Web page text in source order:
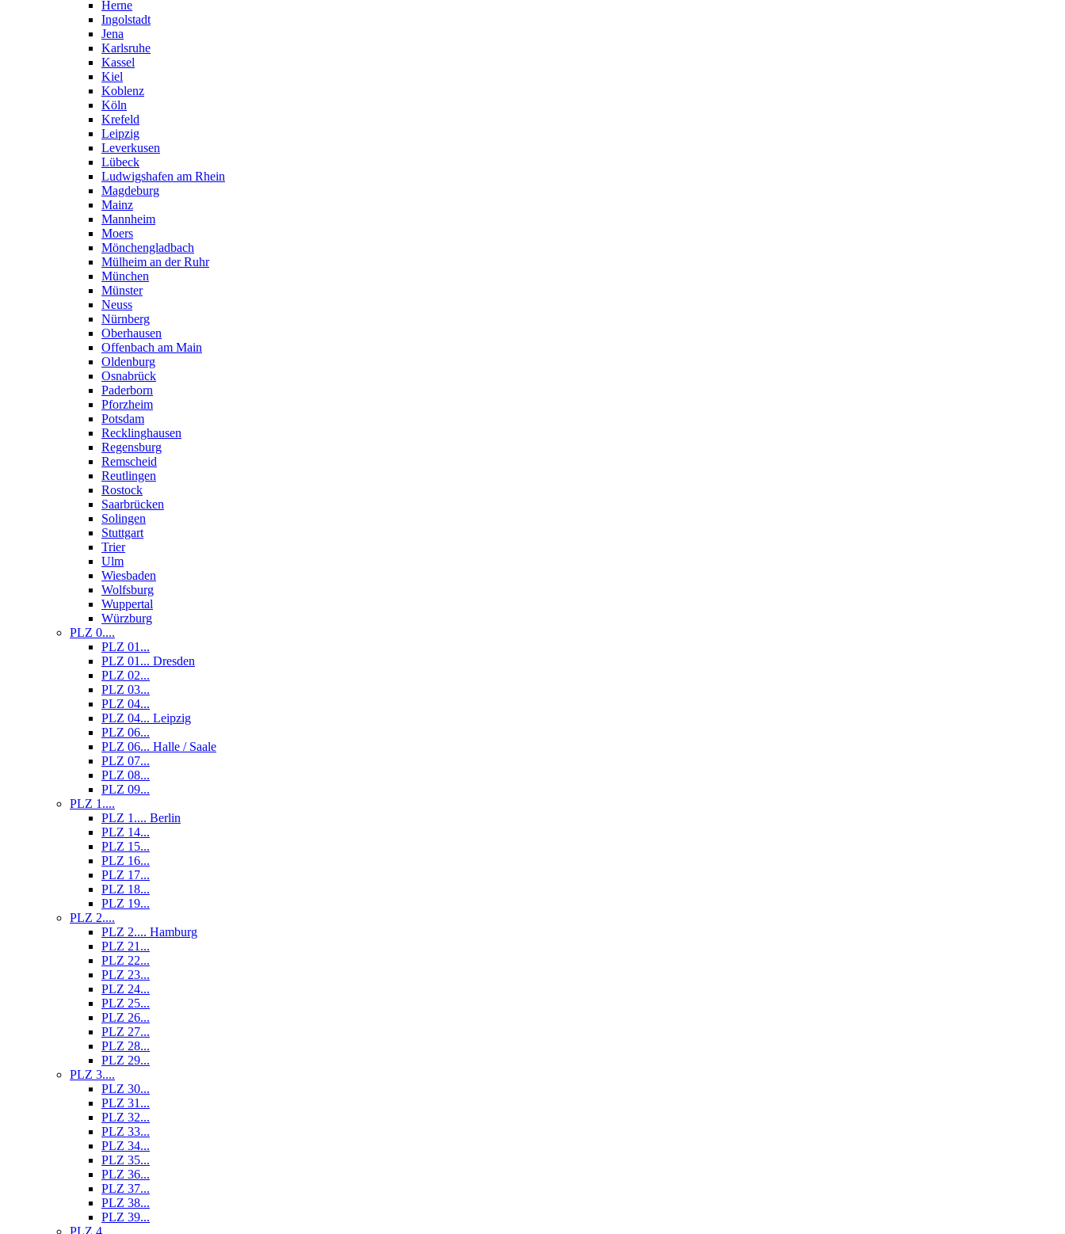
Herne
Ingolstadt
Jena
Karlsruhe
Kassel
Kiel
Koblenz
Köln
Krefeld
Leipzig
Leverkusen
Lübeck
Ludwigshafen am Rhein
Magdeburg
Mainz
Mannheim
Moers
Mönchengladbach
Mülheim an der Ruhr
München
Münster
Neuss
Nürnberg
Oberhausen
Offenbach am Main
Oldenburg
Osnabrück
Paderborn
Pforzheim
Potsdam
Recklinghausen
Regensburg
Remscheid
Reutlingen
Rostock
Saarbrücken
Solingen
Stuttgart
Trier
Ulm
Wiesbaden
Wolfsburg
Wuppertal
Würzburg
PLZ 0....
PLZ 01...
PLZ 01... Dresden
PLZ 02...
PLZ 03...
PLZ 04...
PLZ 04... Leipzig
PLZ 06...
PLZ 06... Halle / Saale
PLZ 07...
PLZ 08...
PLZ 09...
PLZ 1....
PLZ 1.... Berlin
PLZ 14...
PLZ 15...
PLZ 16...
PLZ 17...
PLZ 18...
PLZ 19...
PLZ 2....
PLZ 2.... Hamburg
PLZ 21...
PLZ 22...
PLZ 23...
PLZ 24...
PLZ 25...
PLZ 26...
PLZ 27...
PLZ 28...
PLZ 29...
PLZ 3....
PLZ 30...
PLZ 31...
PLZ 32...
PLZ 33...
PLZ 34...
PLZ 35...
PLZ 36...
PLZ 37...
PLZ 38...
PLZ 39...
PLZ 4....